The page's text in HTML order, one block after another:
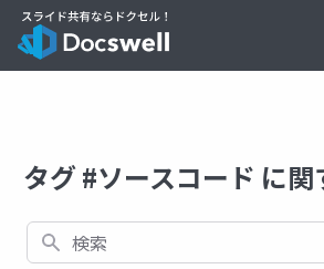
タグ #ソースコード に
検索